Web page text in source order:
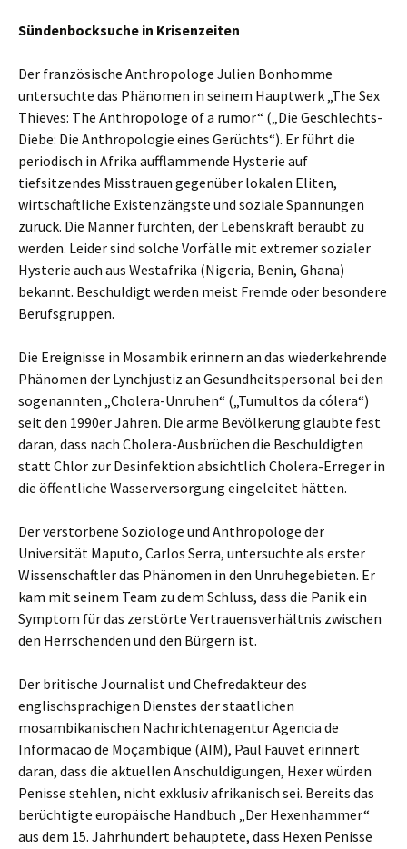
Sündenbocksuche in Krisenzeiten
Der französische Anthropologe Julien Bonhomme
untersuchte das Phänomen in seinem Hauptwerk „The Sex
Thieves: The Anthropologe of a rumor“ („Die Geschlechts-
Diebe: Die Anthropologie eines Gerüchts“). Er führt die
periodisch in Afrika aufflammende Hysterie auf
tiefsitzendes Misstrauen gegenüber lokalen Eliten,
wirtschaftliche Existenzängste und soziale Spannungen
zurück. Die Männer fürchten, der Lebenskraft beraubt zu
werden. Leider sind solche Vorfälle mit extremer sozialer
Hysterie auch aus Westafrika (Nigeria, Benin, Ghana)
bekannt. Beschuldigt werden meist Fremde oder besondere
Berufsgruppen.
Die Ereignisse in Mosambik erinnern an das wiederkehrende
Phänomen der Lynchjustiz an Gesundheitspersonal bei den
sogenannten „Cholera-Unruhen“ („Tumultos da cólera“)
seit den 1990er Jahren. Die arme Bevölkerung glaubte fest
daran, dass nach Cholera-Ausbrüchen die Beschuldigten
statt Chlor zur Desinfektion absichtlich Cholera-Erreger in
die öffentliche Wasserversorgung eingeleitet hätten.
Der verstorbene Soziologe und Anthropologe der
Universität Maputo, Carlos Serra, untersuchte als erster
Wissenschaftler das Phänomen in den Unruhegebieten. Er
kam mit seinem Team zu dem Schluss, dass die Panik ein
Symptom für das zerstörte Vertrauensverhältnis zwischen
den Herrschenden und den Bürgern ist.
Der britische Journalist und Chefredakteur des
englischsprachigen Dienstes der staatlichen
mosambikanischen Nachrichtenagentur Agencia de
Informacao de Moçambique (AIM), Paul Fauvet erinnert
daran, dass die aktuellen Anschuldigungen, Hexer würden
Penisse stehlen, nicht exklusiv afrikanisch sei. Bereits das
berüchtigte europäische Handbuch „Der Hexenhammer“
aus dem 15. Jahrhundert behauptete, dass Hexen Penisse